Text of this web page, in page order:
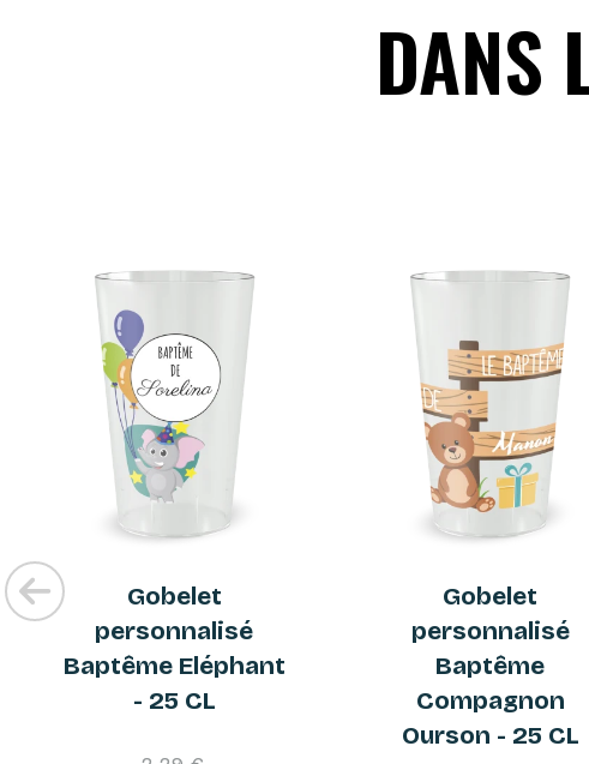
DANS
Gobelet
personnalisé
Baptême Eléphant
- 25 CL
Gobelet
personnalisé
Baptême
Compagnon
Ourson - 25 CL